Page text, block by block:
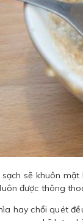
sạch sẽ khuôn
được thông
hay chổi quét